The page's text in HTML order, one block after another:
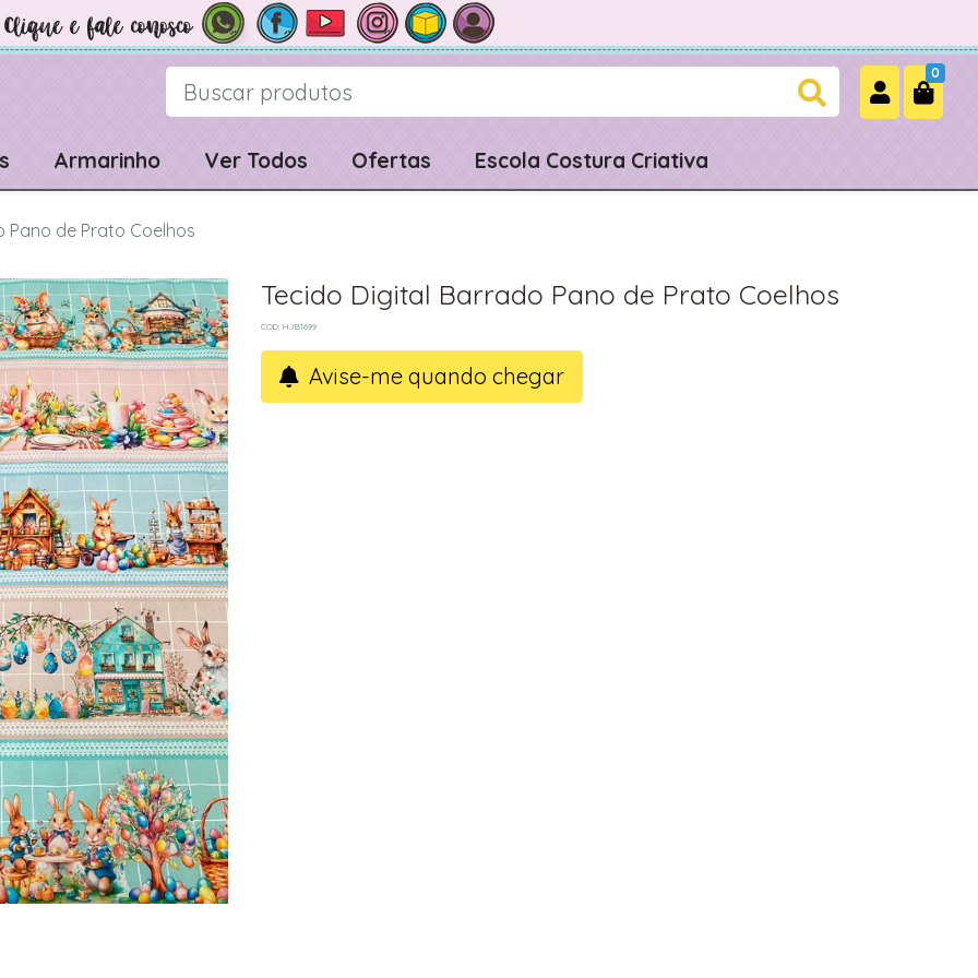
0
Armarinho Ver Todos Ofertas Escola Costura Criativa
Pano de Prato Coelhos
Tecido Digital Barrado Pano de Prato Coelhos
COD: HJB1699
Avise-me quando chegar